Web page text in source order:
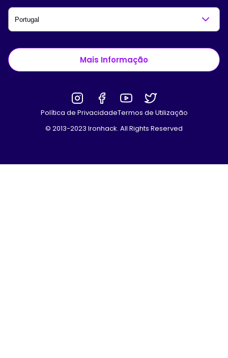
Mais Informação
Política de PrivacidadeTermos de Utilização
© 2013-2023 Ironhack. All Rights Reserved